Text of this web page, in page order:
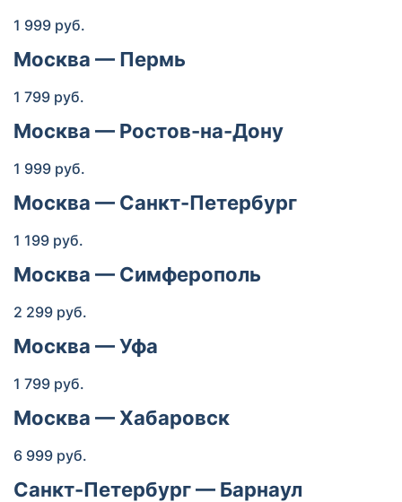
1 999 руб.
Москва — Пермь
1 799 руб.
Москва — Ростов-на-Дону
1 999 руб.
Москва — Санкт-Петербург
1 199 руб.
Москва — Симферополь
2 299 руб.
Москва — Уфа
1 799 руб.
Москва — Хабаровск
6 999 руб.
Санкт-Петербург — Барнаул